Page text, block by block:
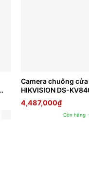
Camera chuông cửa
HIKVISION DS-
4,487,000₫
Còn hàng